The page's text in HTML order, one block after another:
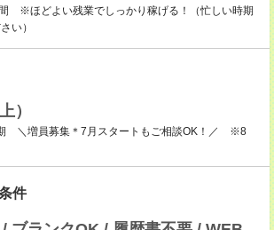
※ほどよい残業でしっかり稼げる！（忙しい時期
い）
）
＼増員募集＊7月スタートもご相談OK！／ ※8
件